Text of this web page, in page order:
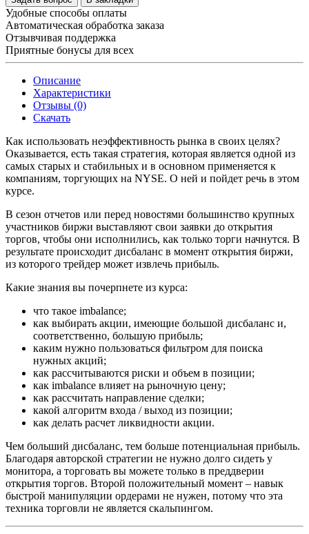
Удобные способы оплаты
Автоматическая обработка заказа
Отзывчивая поддержка
Приятные бонусы для всех
Описание
Характеристики
Отзывы (0)
Скачать
Как использовать неэффективность рынка в своих целях?
Оказывается, есть такая стратегия, которая является одной из
самых старых и стабильных и в основном применяется к
компаниям, торгующих на NYSE. О ней и пойдет речь в этом
курсе.
В сезон отчетов или перед новостями большинство крупных
участников биржи выставляют свои заявки до открытия
торгов, чтобы они исполнились, как только торги начнутся. В
результате происходит дисбаланс в момент открытия биржи,
из которого трейдер может извлечь прибыль.
Какие знания вы почерпнете из курса:
что такое imbalance;
как выбирать акции, имеющие большой дисбаланс и,
соответственно, большую прибыль;
каким нужно пользоваться фильтром для поиска
нужных акций;
как рассчитываются риски и объем в позиции;
как imbalance влияет на рыночную цену;
как рассчитать направление сделки;
какой алгоритм входа / выход из позиции;
как делать расчет ликвидности акции.
Чем больший дисбаланс, тем больше потенциальная прибыль.
Благодаря авторской стратегии не нужно долго сидеть у
монитора, а торговать вы можете только в преддверии
открытия торгов. Второй положительный момент – навык
быстрой манипуляции ордерами не нужен, потому что эта
техника торговли не является скальпингом.